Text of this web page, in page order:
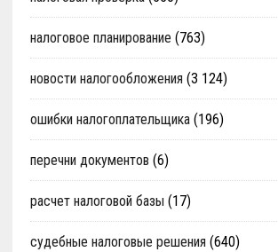
налоговое планирование (763)
новости налогообложения (3 124)
ошибки налогоплательщика(196)
перечни документов (6)
расчет налоговой базы (17)
судебные налоговые решения (640)